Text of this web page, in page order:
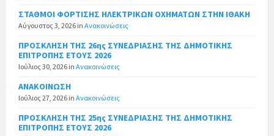
ΣΤΑΘΜΟΙ ΦΟΡΤΙΣΗΣ ΗΛΕΚΤΡΙΚΩΝ ΟΧΗΜΑΤΩΝ ΣΤΗΝ ΙΘΑΚΗ
Αύγουστος 3, 2026 in Ανακοινώσεις
ΠΡΟΣΚΛΗΣΗ ΤΗΣ 26ης ΣΥΝΕΔΡΙΑΣΗΣ ΤΗΣ ΔΗΜΟΤΙΚΗΣ
ΕΠΙΤΡΟΠΗΣ ΕΤΟΥΣ 2026
Ιούλιος 30, 2026 in Ανακοινώσεις
ΑΝΑΚΟΙΝΩΣΗ
Ιούλιος 27, 2026 in Ανακοινώσεις
ΠΡΟΣΚΛΗΣΗ ΤΗΣ 25ης ΣΥΝΕΔΡΙΑΣΗΣ ΤΗΣ ΔΗΜΟΤΙΚΗΣ
ΕΠΙΤΡΟΠΗΣ ΕΤΟΥΣ 2026